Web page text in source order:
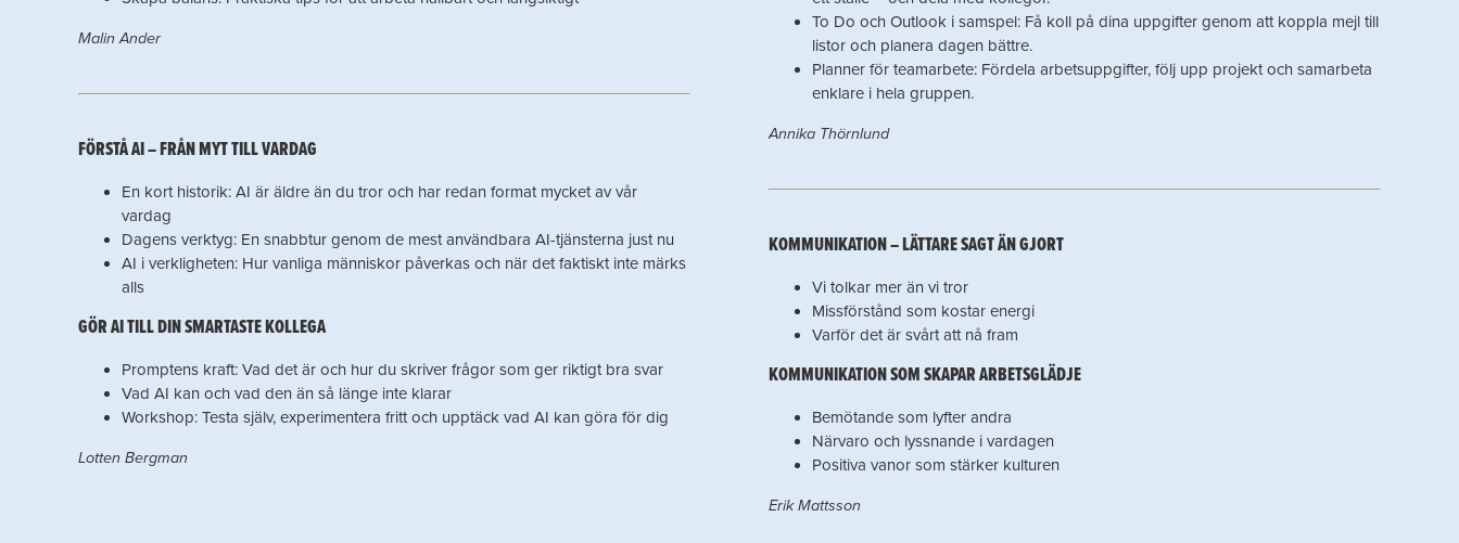
Malin Ander
FÖRSTÅ AI – FRÅN MYT TILL VARDAG
En kort historik: AI är äldre än du tror och har redan format mycket av vår
vardag
Dagens verktyg: En snabbtur genom de mest användbara AI-tjänsterna just nu
AI i verkligheten: Hur vanliga människor påverkas och när det faktiskt inte märks
alls
GÖR AI TILL DIN SMARTASTE KOLLEGA
Promptens kraft: Vad det är och hur du skriver frågor som ger riktigt bra svar
Vad AI kan och vad den än så länge inte klarar
Workshop: Testa själv, experimentera fritt och upptäck vad AI kan göra för dig
Lotten Bergman
To Do och Outlook i samspel: Få koll på dina uppgifter genom att koppla mejl till
listor och planera dagen bättre.
Planner för teamarbete: Fördela arbetsuppgifter, följ upp projekt och samarbeta
enklare i hela gruppen.
Annika Thörnlund
KOMMUNIKATION – LÄTTARE SAGT ÄN GJORT
Vi tolkar mer än vi tror
Missförstånd som kostar energi
Varför det är svårt att nå fram
KOMMUNIKATION SOM SKAPAR ARBETSGLÄDJE
Bemötande som lyfter andra
Närvaro och lyssnande i vardagen
Positiva vanor som stärker kulturen
Erik Mattsson